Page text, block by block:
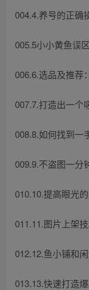
004.4.养号的正确
005.5小小黄鱼误
006.6.选品及推荐
007.7.打造出一个
008.8.如何找到一
009.9.不盗图一分
010.10.提高眼光
011.11.图片上架
012.12.鱼小铺和
013.13.快速打造